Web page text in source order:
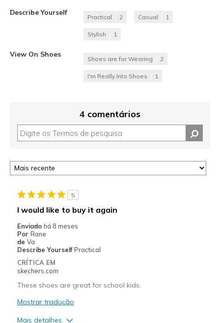
Describe Yourself
Practical 2 Casual 1
Stylish 1
View On Shoes
Shoes are for Wearing 2
I'm Really Into Shoes 1
4 comentários
5
I would like to buy it again
Enviado há 8 meses
Por Rane
de Va
Describe Yourself Practical
CRÍTICA EM
skechers.com
These shoes are great for school kids.
Mostrar tradução
Mais detalhes